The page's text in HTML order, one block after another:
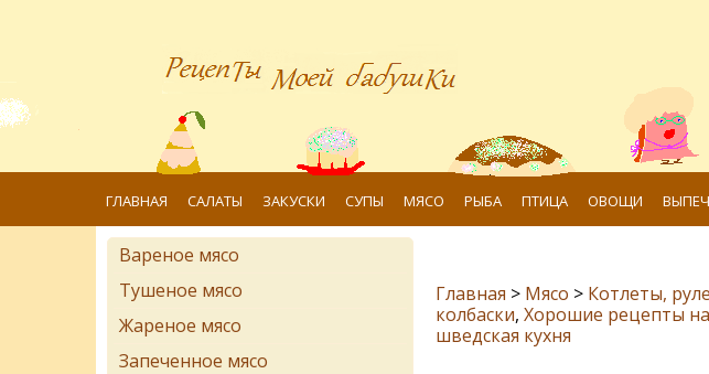
ГЛАВНАЯ САЛАТЫ ЗАКУСКИ СУПЫ МЯСО РЫБА ПТИЦА ОВОЩИ
Главная > Мясо > Котлеты,
колбаски, Хорошие рецепты
шведская кухня
Вареное мясо
Тушеное мясо
Жареное мясо
Запеченное мясо